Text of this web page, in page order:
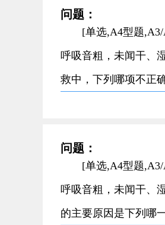
问题：
[单选,A4型题
呼吸音粗，未闻干、
救中，下列哪项不正
问题：
[单选,A4型题
呼吸音粗，未闻干、
的主要原因是下列哪